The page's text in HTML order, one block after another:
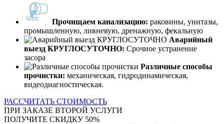
Прочищаем канализацию: раковины, унитазы,
промышленную, ливневую, дренажную, фекальную
Аварийный
выезд КРУГЛОСУТОЧНО: Срочное устранение
засора
Различные способы
прочистки: механическая, гидродинамическая,
видеодиагностическая.
РАССЧИТАТЬ СТОИМОСТЬ
ПРИ ЗАКАЗЕ ВТОРОЙ УСЛУГИ
ПОЛУЧИТЕ СКИДКУ 50%